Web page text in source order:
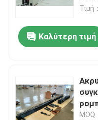
Αρχική
Σχετικά με εμάς
Τιμή
Καλύτερη τιμή
MOQ